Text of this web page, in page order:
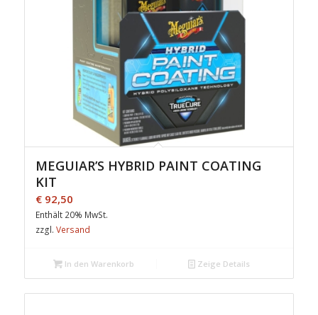
MEGUIAR’S HYBRID PAINT COATING
KIT
€92,50
Enthält 20% MwSt.
zzgl. Versand
In den Warenkorb Zeige Details